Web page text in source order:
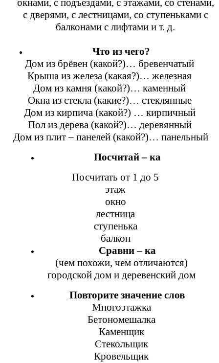
окнами, с подъездами, с этажами, со стенами,
с дверями, с лестницами, со ступеньками с
балконами с лифтами и т. д.
Что из чего?
Дом из брёвен (какой?)… бревенчатый
Крыша из железа (какая?)… железная
Дом из камня (какой?)… каменный
Окна из стекла (какие?)… стеклянные
Дом из кирпича (какой?) … кирпичный
Пол из дерева (какой?)… деревянный
Дом из плит – панелей (какой?)… панельный
Посчитай – ка
Посчитать от 1 до 5
этаж
окно
лестница
ступенька
балкон
Сравни – ка
(чем похожи, чем отличаются)
городской дом и деревенский дом
Повторите значение слов
Многоэтажка
Бетономешалка
Каменщик
Стекольщик
Кровельщик